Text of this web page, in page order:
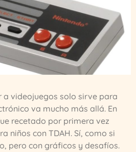
a videojuegos solo sirve para
va mucho más allá. En
recetado por primera vez
niños con TDAH. Sí, como si
pero con gráficos y desafíos.